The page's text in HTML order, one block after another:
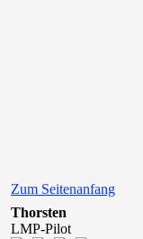
Zum Seitenanfang
Thorsten
LMP-Pilot